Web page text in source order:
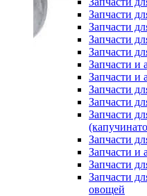
Запчасти
Запчасти
Запчасти
Запчасти
Запчасти и
Запчасти и
Запчасти
Запчасти
Запчасти
Запчасти
Запчасти и
Запчасти
Запчасти
овощей